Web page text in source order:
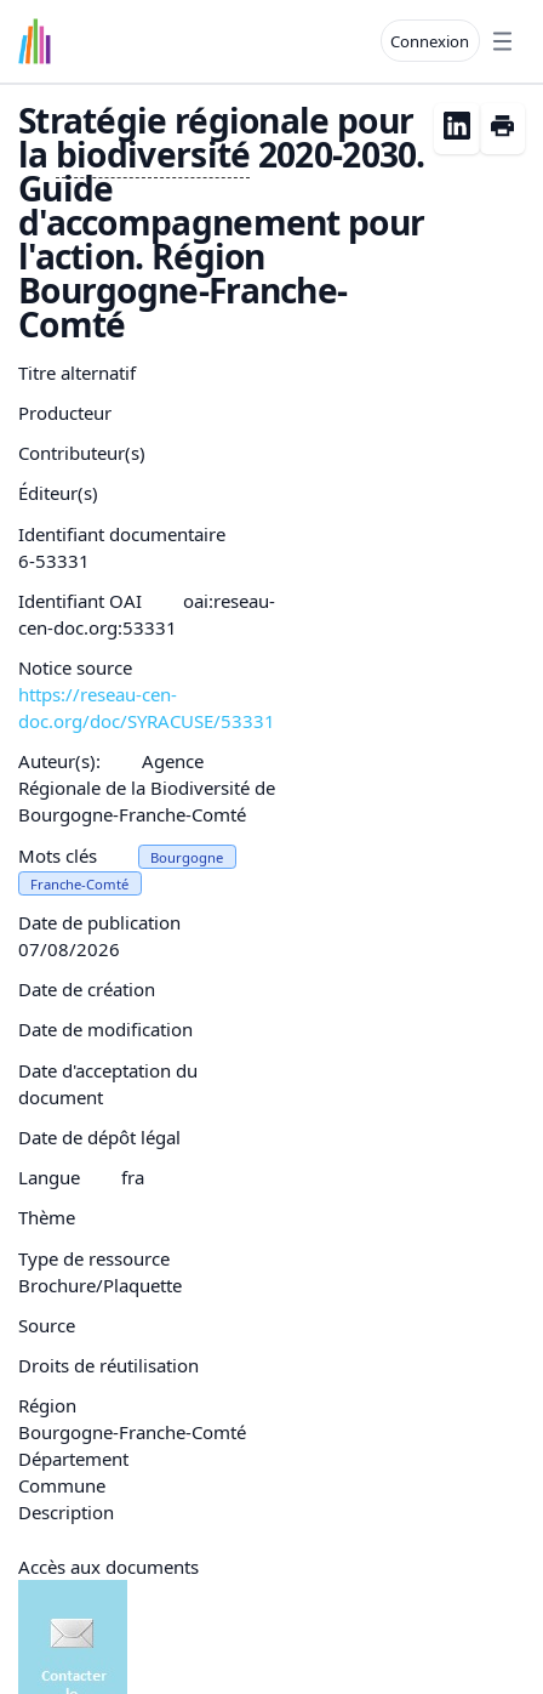
Connexion
Stratégie régionale pour
la biodiversité 2020-2030.
Guide
d'accompagnement pour
l'action. Région
Bourgogne-Franche-
Comté
Titre alternatif
Producteur
Contributeur(s)
Éditeur(s)
Identifiant documentaire
6-53331
Identifiant OAI
oai:reseau-
cen-doc.org:53331
Notice source
https://reseau-cen-
doc.org/doc/SYRACUSE/53331
Auteur(s):
Agence
Régionale de la Biodiversité de
Bourgogne-Franche-Comté
Mots clés
Bourgogne
Franche-Comté
Date de publication
07/08/2026
Date de création
Date de modification
Date d'acceptation du
document
Date de dépôt légal
Langue
fra
Thème
Type de ressource
Brochure/Plaquette
Source
Droits de réutilisation
Région
Bourgogne-Franche-Comté
Département
Commune
Description
Accès aux documents